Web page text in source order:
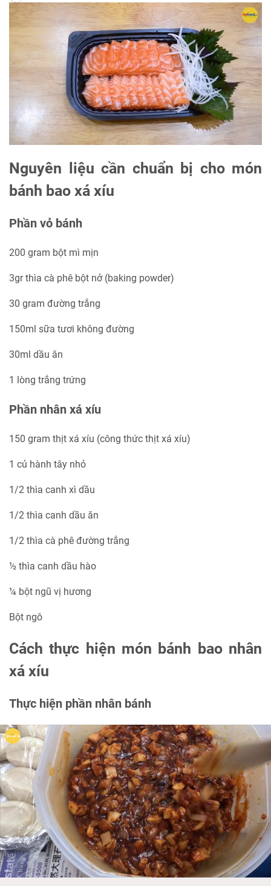
Nguyên liệu cần chuẩn bị cho món
bánh bao xá xíu
Phần vỏ bánh
200 gram bột mì mịn
3gr thìa cà phê bột nở (baking powder)
30 gram đường trắng
150ml sữa tươi không đường
30ml dầu ăn
1 lòng trắng trứng
Phần nhân xá xíu
150 gram thịt xá xíu (công thức thịt xá xíu)
1 củ hành tây nhỏ
1/2 thìa canh xì dầu
1/2 thìa canh dầu ăn
1/2 thìa cà phê đường trắng
½ thìa canh dầu hào
¼ bột ngũ vị hương
Bột ngô
Cách thực hiện món bánh bao nhân
xá xíu
Thực hiện phần nhân bánh